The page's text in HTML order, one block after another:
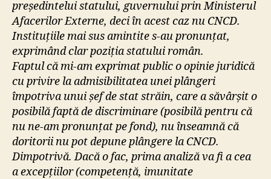
președintelui statului, guvernului prin Ministerul
Afacerilor Externe, deci în acest caz nu CNCD.
Instituțiile mai sus amintite s-au pronunțat,
exprimând clar poziția statului român.
Faptul că mi-am exprimat public o opinie juridică
cu privire la admisibilitatea unei plângeri
împotriva unui șef de stat străin, care a săvârșit o
posibilă faptă de discriminare (posibilă pentru că
nu ne-am pronunțat pe fond), nu înseamnă că
doritorii nu pot depune plângere la CNCD.
Dimpotrivă. Dacă o fac, prima analiză va fi a cea
a excepțiilor (competență, imunitate